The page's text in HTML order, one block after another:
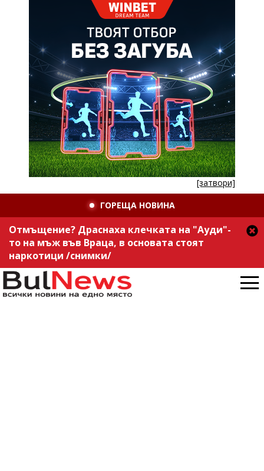
[затвори]
ГОРЕЩА НОВИНА
Отмъщение? Драснаха клечката на "Ауди"-
то на мъж във Враца, в основата стоят
наркотици /снимки/